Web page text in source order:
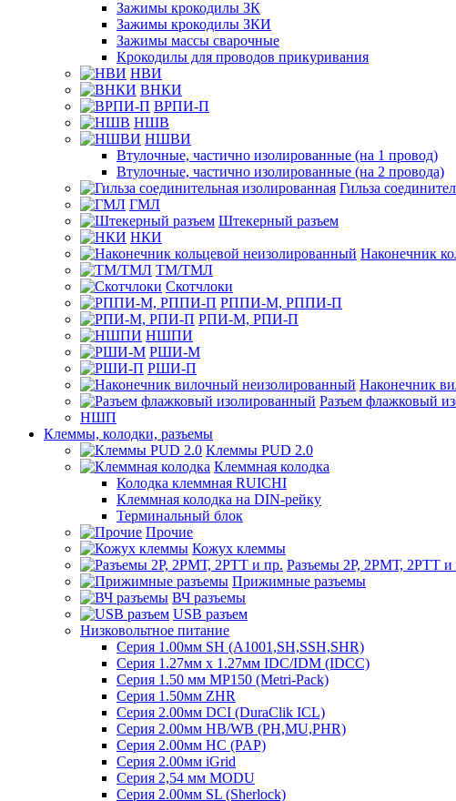
Зажимы крокодилы ЗК
Зажимы крокодилы ЗКИ
Зажимы массы сварочные
Крокодилы для проводов прикуривания
НВИ
ВНКИ
ВРПИ-П
НШВ
НШВИ
Втулочные, частично изолированные (на 1 провод)
Втулочные, частично изолированные (на 2 провода)
Гильза
ГМЛ
Штекерный разъем
НКИ
Наконечник
ТМ/ТМЛ
Скотчлоки
РППИ-М, РППИ-П
РПИ-М, РПИ-П
НШПИ
РШИ-М
РШИ-П
Наконечник
Разъем флажковый
НШП
Клеммы, колодки, разъемы
Клеммы PUD 2.0
Клеммная колодка
Колодка клеммная RUICHI
Клеммная колодка на DIN-рейку
Терминальный блок
Прочие
Кожух клеммы
Разъемы 2Р, 2РМТ, 2РТТ и
Прижимные разъемы
ВЧ разъемы
USB разъем
Низковольтное питание
Серия 1.00мм SH (A1001,SH,SSH,SHR)
Серия 1.27мм x 1.27мм IDC/IDM (IDCC)
Серия 1.50 мм MP150 (Metri-Pack)
Серия 1.50мм ZHR
Серия 2.00мм DCI (DuraClik ICL)
Серия 2.00мм HB/WB (PH,MU,PHR)
Серия 2.00мм HC (PAP)
Серия 2.00мм iGrid
Серия 2,54 мм MODU
Серия 2.00мм SL (Sherlock)